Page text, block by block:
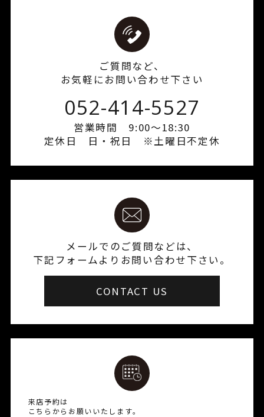
ご質問など、
お気軽にお問い合わせ下さい
052-414-5527
営業時間 9:00～18:30
定休日 日・祝日 ※土曜日不定休
メールでのご質問などは、
下記フォームよりお問い合わせ下さい。
CONTACT US
来店予約は
こちらからお願いいたします。